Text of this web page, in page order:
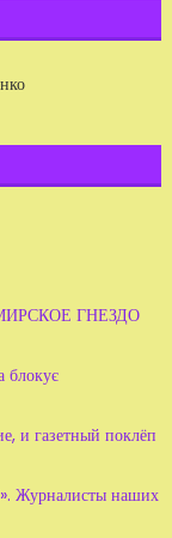
ГНЕЗДО
блокує
и газетный поклёп
Журналисты наших